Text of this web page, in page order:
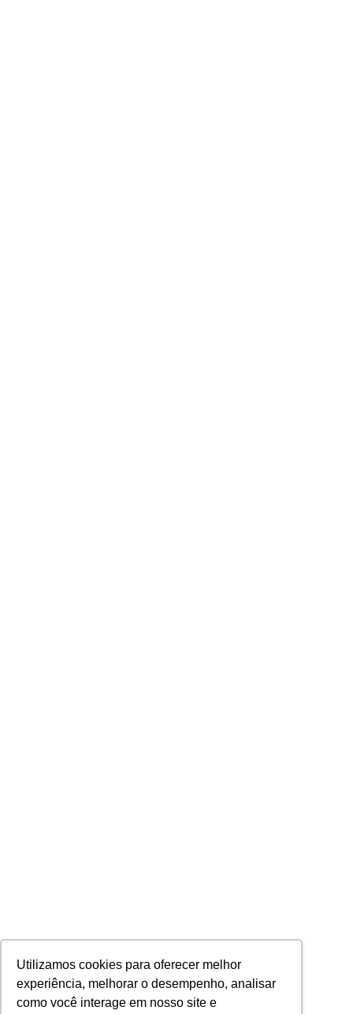
Utilizamos cookies para oferecer melhor
experiência, melhorar o desempenho, analisar
como você interage em nosso site e